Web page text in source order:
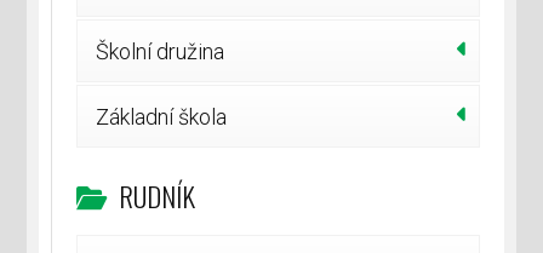
Školní družina
Základní škola
RUDNÍK